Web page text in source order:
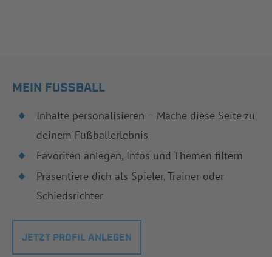
MEIN FUSSBALL
Inhalte personalisieren – Mache diese Seite zu
deinem Fußballerlebnis
Favoriten anlegen, Infos und Themen filtern
Präsentiere dich als Spieler, Trainer oder
Schiedsrichter
JETZT PROFIL ANLEGEN